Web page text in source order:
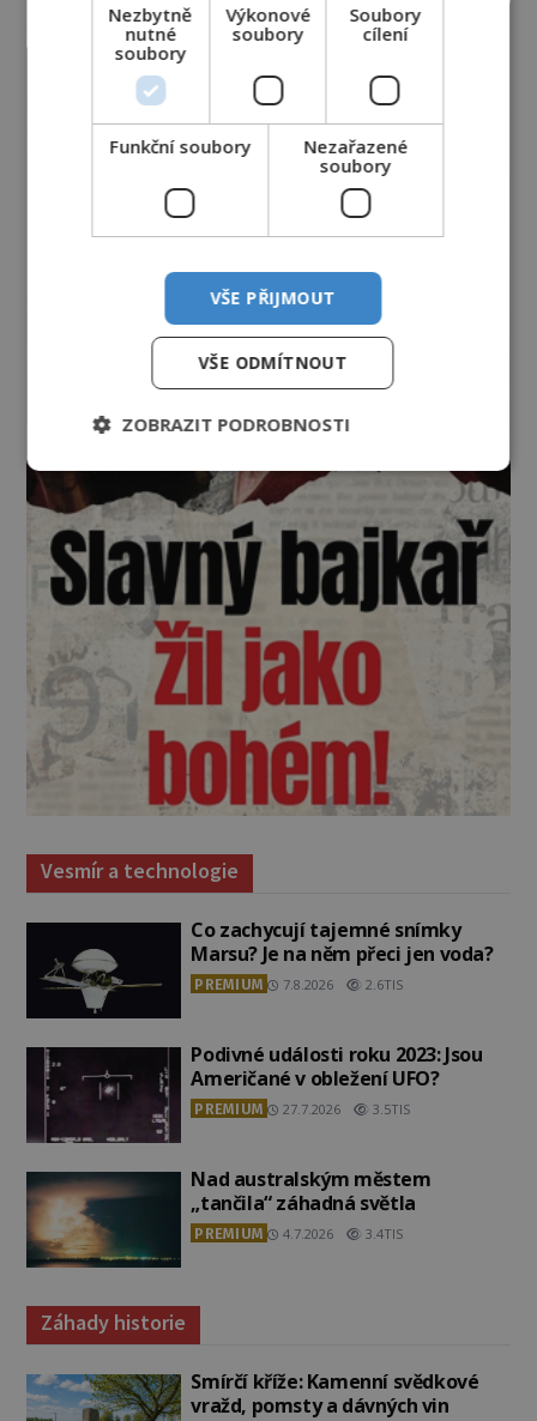
Vesmír a technologie
Co zachycují tajemné snímky
Marsu? Je na něm přeci jen voda?
PREMIUM 7.8.2026 2.6TIS
Podivné události roku 2023: Jsou
Američané v obležení UFO?
PREMIUM 27.7.2026 3.5TIS
Nad australským městem
„tančila“ záhadná světla
PREMIUM 4.7.2026 3.4TIS
Záhady historie
Smírčí kříže: Kamenní svědkové
vražd, pomsty a dávných vin
Nezbytně
nutné
soubory
Výkonové
soubory
Soubory
cílení
Funkční soubory
Nezařazené
soubory
VŠE PŘIJMOUT
VŠE ODMÍTNOUT
ZOBRAZIT PODROBNOSTI